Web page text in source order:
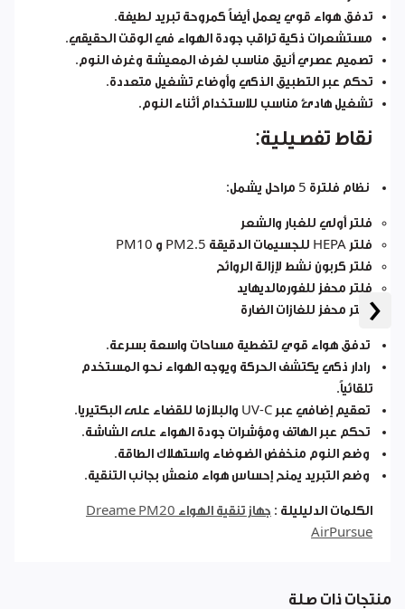
‹
تدفق هواء قوي يعمل أيضاً كمروحة تبريد لطيفة.
مستشعرات ذكية تراقب جودة الهواء في الوقت الحقيقي.
تصميم عصري أنيق مناسب لغرف المعيشة وغرف النوم.
تحكم عبر التطبيق الذكي وأوضاع تشغيل متعددة.
تشغيل هادئ مناسب للاستخدام أثناء النوم.
نقاط تفصيلية:
نظام فلترة 5 مراحل يشمل:
فلتر أولي للغبار والشعر
فلتر HEPA للجسيمات الدقيقة PM2.5 و PM10
فلتر كربون نشط لإزالة الروائح
فلتر محفز للفورمالديهايد
فلتر محفز للغازات الضارة
تدفق هواء قوي لتغطية مساحات واسعة بسرعة.
رادار ذكي يكتشف الحركة ويوجه الهواء نحو المستخدم
تلقائياً.
تعقيم إضافي عبر UV-C والبلازما للقضاء على البكتيريا.
تحكم عبر الهاتف ومؤشرات جودة الهواء على الشاشة.
وضع النوم منخفض الضوضاء واستهلاك الطاقة.
وضع التبريد يمنح إحساس هواء منعش بجانب التنقية.
الكلمات الدليليلة :
جهاز تنقية الهواء Dreame PM20
AirPursue
منتجات ذات صلة